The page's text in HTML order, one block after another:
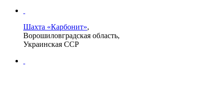
Шахта «Карбонит»,
Ворошиловградская область,
Украинская ССР